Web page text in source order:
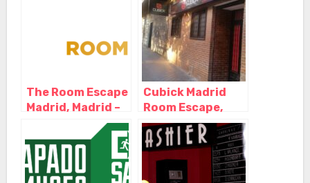
The Room Escape
Madrid, Madrid –
Cubick Madrid
Room Escape,
Madrid – Madrid